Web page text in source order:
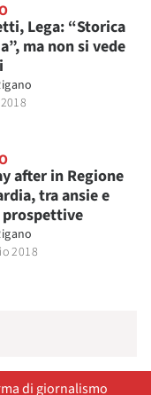
Lega: “Storica
ma non si vede
after in Regione
tra ansie e
prospettive
2018
di giornalismo